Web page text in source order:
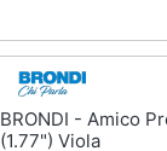
BRONDI - Amico
(1.77") Viola